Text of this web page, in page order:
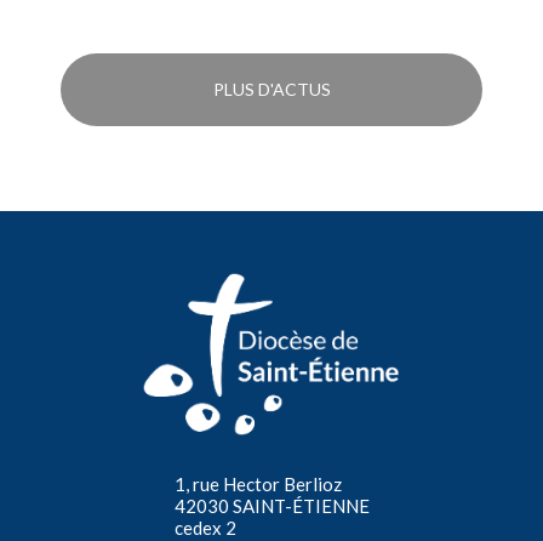
PLUS D'ACTUS
1, rue Hector Berlioz
42030 SAINT-ÉTIENNE
cedex 2